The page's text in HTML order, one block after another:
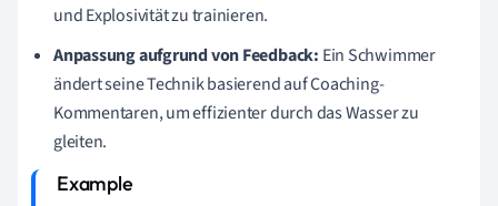
und Explosivität zu trainieren.
Anpassung aufgrund von Feedback: Ein Schwimmer
ändert seine Technik basierend auf Coaching-
Kommentaren, um effizienter durch das Wasser zu
gleiten.